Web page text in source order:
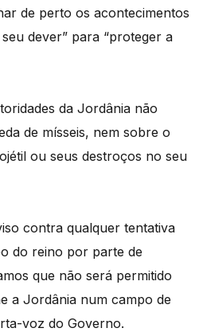
de perto os acontecimentos
dever” para “proteger a
da Jordânia não
de mísseis, nem sobre o
ou seus destroços no seu
contra qualquer tentativa
do reino por parte de
que não será permitido
a Jordânia num campo de
voz do Governo.